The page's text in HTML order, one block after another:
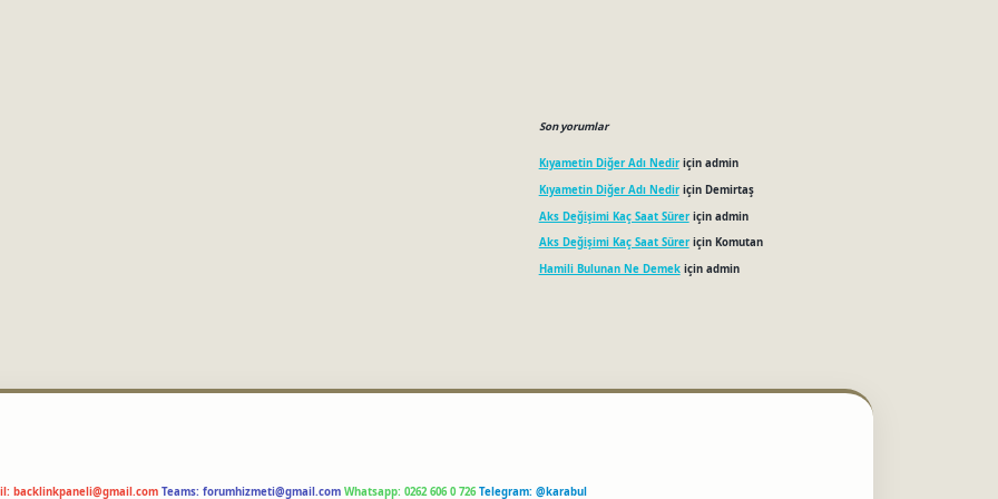
Son yorumlar
Kıyametin Diğer Adı Nediriçin admin
Kıyametin Diğer Adı Nediriçin Demirtaş
Aks Değişimi Kaç Saat Süreriçin admin
Aks Değişimi Kaç Saat Süreriçin Komutan
Hamili Bulunan Ne Demekiçin admin
backlinkpaneli@gmail.com Teams: forumhizmeti@gmail.com Whatsapp: 0262 606 0 726 Telegram: @karabul